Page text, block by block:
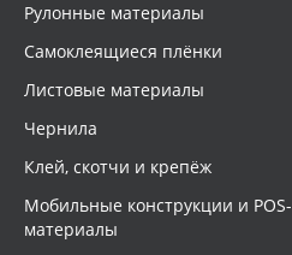
Рулонные материалы
Самоклеящиеся плёнки
Листовые материалы
Чернила
Клей, скотчи и крепёж
Мобильные конструкции и POS-
материалы